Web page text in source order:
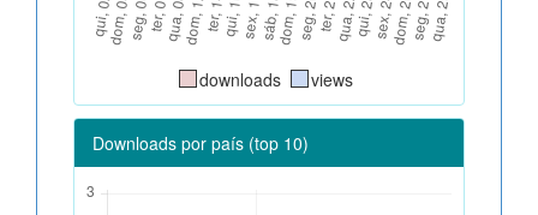
downloads views
Downloads por país (top 10)